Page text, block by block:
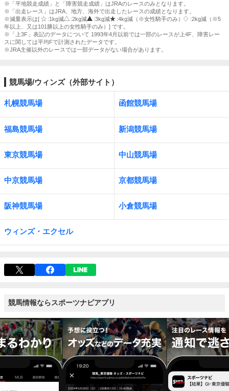
※「平地競走成績」と「障害競走成績」はJRAのレースのみとなります。
※「出走レース」はJRA、地方、海外で出走したレースの成績となります。
※減量表示は[
:1kg減 :2kg減 :3kg減 :4kg減（※女性騎手のみ）
:2kg減（※5
年以上、又は101勝以上の女性騎手のみ）] です。
※「上3F」表記のデータについて 1993年4月以前では一部のレースが上4F、障害レー
スに関しては平均Fで計測されたデータです。
※JRA主催以外のレースでは一部データがない場合があります。
競馬場/ウィンズ（外部サイト）
札幌競馬場 函館競馬場
福島競馬場 新潟競馬場
東京競馬場 中山競馬場
中京競馬場 京都競馬場
阪神競馬場 小倉競馬場
ウィンズ・エクセル
競馬情報ならスポーツナビアプリ